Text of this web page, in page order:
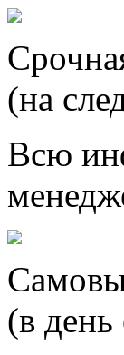
(на
Всю
(в